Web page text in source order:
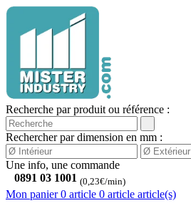
Recherche par produit ou référence :
Rechercher par dimension en mm :
Une info, une commande
0891 03 1001 (0,23€/min)
Mon panier 0 article 0 article article(s)